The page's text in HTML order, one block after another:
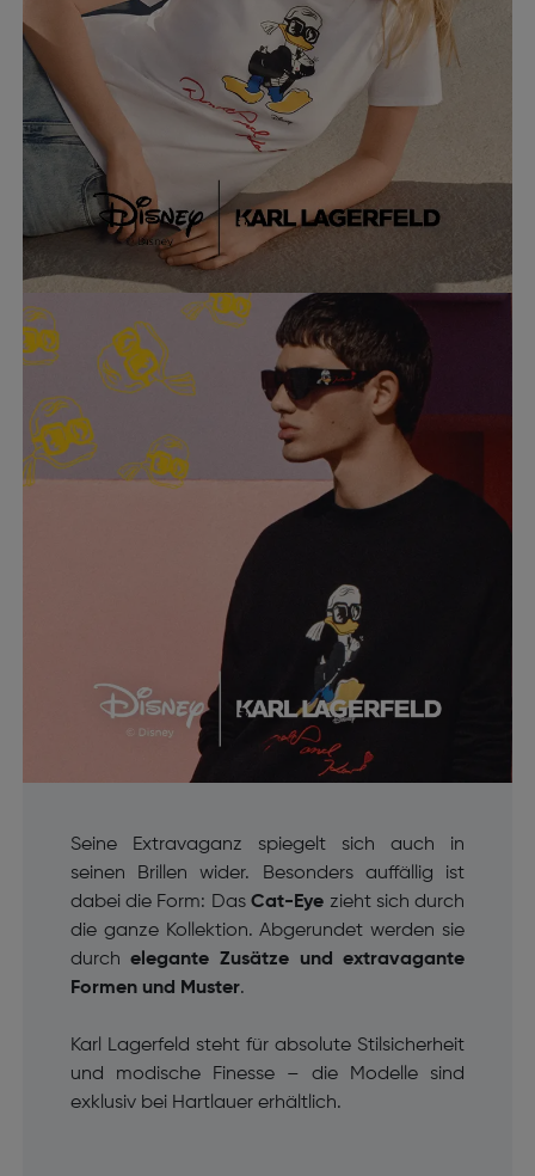
Seine Extravaganz spiegelt sich auch in
seinen Brillen wider. Besonders auffällig ist
dabei die Form: DasCat-Eye zieht sich durch
die ganze Kollektion. Abgerundet werden sie
durch elegante Zusätze und extravagante
Formen und Muster.
Karl Lagerfeld steht für absolute Stilsicherheit
und modische Finesse – die Modelle sind
exklusiv bei Hartlauer erhältlich.